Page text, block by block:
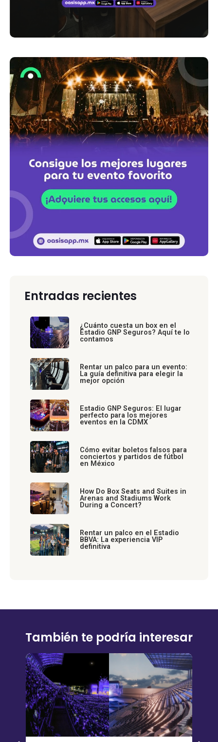
Entradas recientes
¿Cuánto cuesta un box en el
Estadio GNP Seguros? Aquí te lo
contamos
Rentar un palco para un evento:
La guía definitiva para elegir la
mejor opción
Estadio GNP Seguros: El lugar
perfecto para los mejores
eventos en la CDMX
Cómo evitar boletos falsos para
conciertos y partidos de fútbol
en México
How Do Box Seats and Suites in
Arenas and Stadiums Work
During a Concert?
Rentar un palco en el Estadio
BBVA: La experiencia VIP
definitiva
También te podría interesar